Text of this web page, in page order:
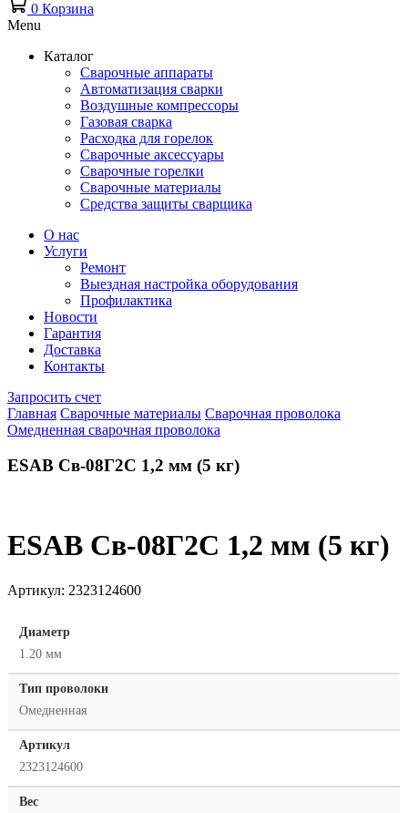
0 Корзина
Menu
Каталог
Сварочные аппараты
Автоматизация сварки
Воздушные компрессоры
Газовая сварка
Расходка для горелок
Сварочные аксессуары
Сварочные горелки
Сварочные материалы
Средства защиты сварщика
О нас
Услуги
Ремонт
Выездная настройка оборудования
Профилактика
Новости
Гарантия
Доставка
Контакты
Запросить счет
Главная Сварочные материалы Сварочная проволока
Омедненная сварочная проволока
ESAB Св-08Г2С 1,2 мм (5 кг)
ESAB Св-08Г2С 1,2 мм (5 кг)
Артикул: 2323124600
Диаметр
1.20 мм
Тип проволоки
Омедненная
Артикул
2323124600
Вес